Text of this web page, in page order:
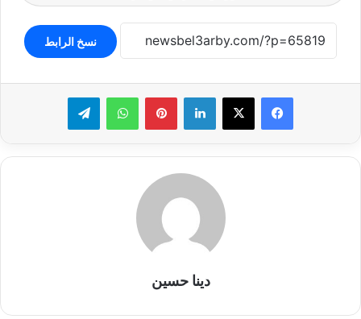
نسخ الرابط
لينكدإن بينتيريستواتساب تيلقرام
دينا حسين